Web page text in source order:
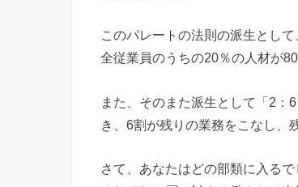
このパレートの法則の派生とし
全従業員のうちの20％の人材が
また、そのまた派生として「2：
き、6割が残りの業務をこなし、
さて、あなたはどの部類に入るで